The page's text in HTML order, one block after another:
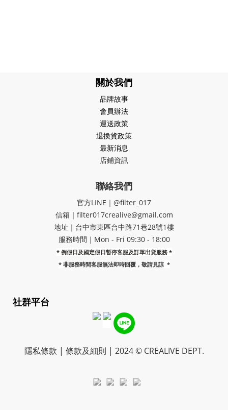
關於我們
品牌故事
會員辦法
運送政策
退換貨政策
最新消息
店鋪資訊
聯絡我們
官方LINE｜@filter_017
信箱｜filter017crealive@gmail.com
地址｜​台中市東區台中路71巷28號1樓
服務時間｜Mon - Fri 09:30 - 18:00
* 例假日及國定假日暫停客服及訂單出貨服務 *
* 非服務時間客服無法即時回覆，敬請見諒 *
社群平台
隱私條款 | 條款及細則 | 2024 © CREALIVE DEPT.